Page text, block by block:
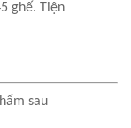
ghế. Tiện
sau